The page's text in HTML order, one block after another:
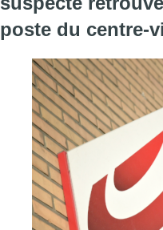
poste du centre-